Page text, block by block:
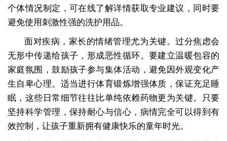
个体情况制定，可在线了解详情获取专业建议，同时要
避免使用刺激性强的洗护用品。
面对疾病，家长的情绪管理尤为关键。过分焦虑会
无形中传递给孩子，形成恶性循环。要建立温暖包容的
家庭氛围，鼓励孩子参与集体活动，避免因外观变化产
生自卑心理。适当进行体育锻炼增强体质，保证充足睡
眠，这些日常细节往往比单纯依赖药物更为关键。只要
坚持科学管理，保持耐心与信心，病情完全可以得到有
效控制，让孩子重新拥有健康快乐的童年时光。